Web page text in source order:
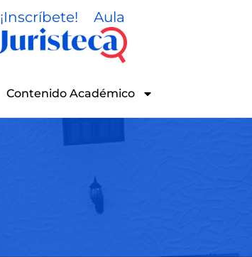
¡Inscríbete! Aula
Contenido Académico